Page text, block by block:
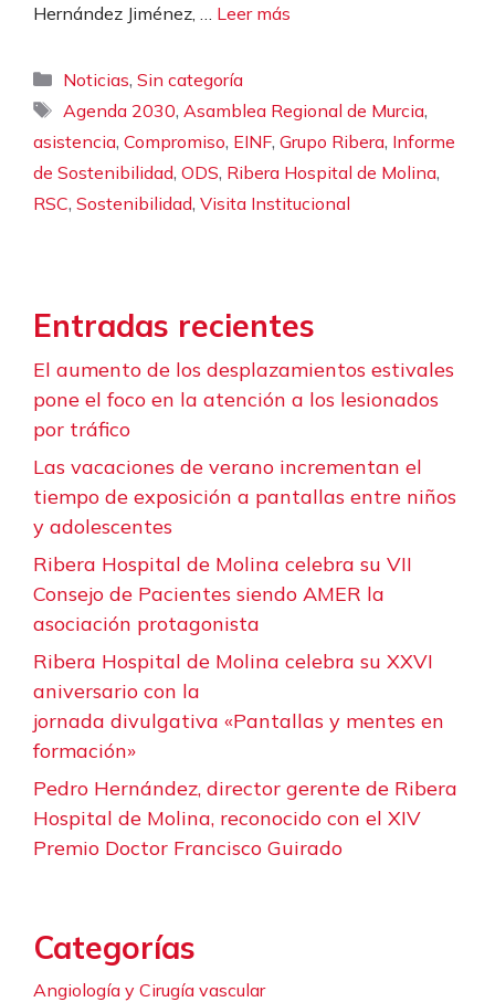
Hernández Jiménez, … Leer más
Categorías
Noticias,Sin categoría
Etiquetas
Agenda 2030, Asamblea Regional de Murcia,
asistencia, Compromiso, EINF, Grupo Ribera, Informe
de Sostenibilidad, ODS, Ribera Hospital de Molina,
RSC, Sostenibilidad, Visita Institucional
Entradas recientes
El aumento de los desplazamientos estivales
pone el foco en la atención a los lesionados
por tráfico
Las vacaciones de verano incrementan el
tiempo de exposición a pantallas entre niños
y adolescentes
Ribera Hospital de Molina celebra su VII
Consejo de Pacientes siendo AMER la
asociación protagonista
Ribera Hospital de Molina celebra su XXVI
aniversario con la
jornada divulgativa «Pantallas y mentes en
formación»
Pedro Hernández, director gerente de Ribera
Hospital de Molina, reconocido con el XIV
Premio Doctor Francisco Guirado
Categorías
Angiología y Cirugía vascular